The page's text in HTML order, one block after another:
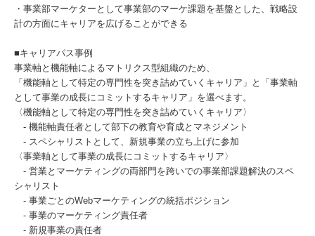
・事業部マーケターとして事業部のマーケ課題を基盤とした、戦略設
計の方面にキャリアを広げることができる
■キャリアパス事例
事業軸と機能軸によるマトリクス型組織のため、
「機能軸として特定の専門性を突き詰めていくキャリア」と「事業軸
として事業の成長にコミットするキャリア」を選べます。
〈機能軸として特定の専門性を突き詰めていくキャリア〉
- 機能軸責任者として部下の教育や育成とマネジメント
- スペシャリストとして、新規事業の立ち上げに参加
〈事業軸として事業の成長にコミットするキャリア〉
- 営業とマーケティングの両部門を跨いでの事業部課題解決のスペ
シャリスト
- 事業ごとのWebマーケティングの統括ポジション
- 事業のマーケティング責任者
- 新規事業の責任者